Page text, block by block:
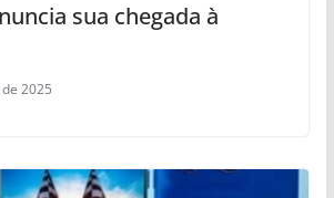
sua chegada à
2025